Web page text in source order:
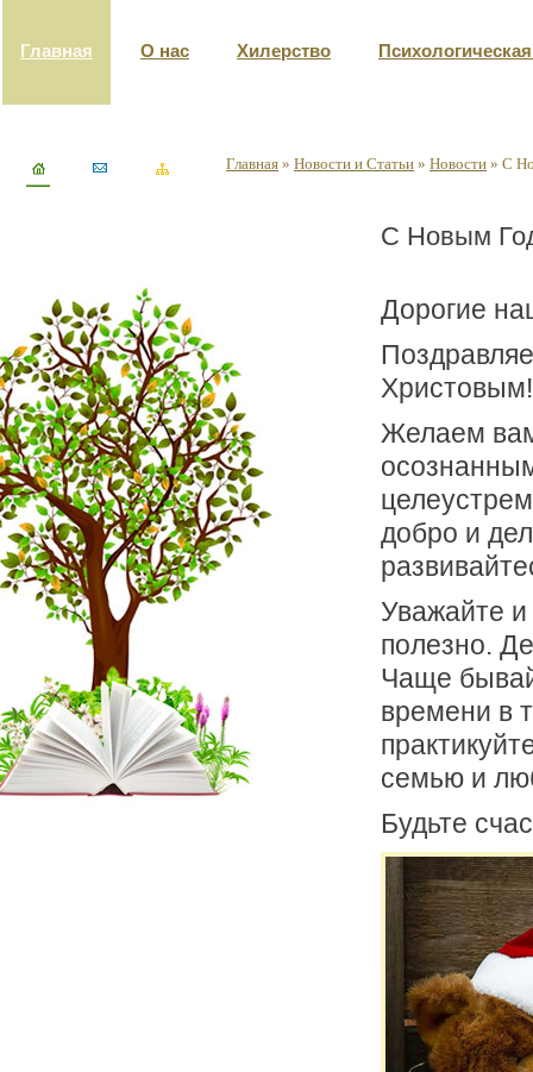
Главная О нас Хилерство
Главная » Новости и Статьи » Новости » С
С Новым
Дорогие
Христовым!
Желаем
добро и
Уважайте
полезно.
Чаще
времени в
семью и
Будьте